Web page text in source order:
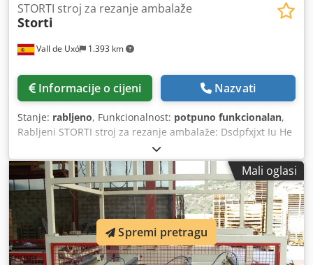
Vall de Uxó 1.393 km
STORTI stroj za rezanje ambalaže
Storti
Informacije o cijeni Nazvati
Stanje: rabljeno, Funkcionalnost: potpuno funkcionalan,
Rabljeni STORTI stroj za rezanje ambalaže: Dsdpfxjxt Iu He
Amnokr Stroj je ispravan. - Fiksna baza s 3 pomična
graničnika za poravnavanje ambalaže - Transportna traka
za otpad na bazi, nedavno obnovljena - Mobilna jedinica
za rezanje s motoreduktorom i frekventnim pretvaračem
Mali oglasi
Spremi pretragu